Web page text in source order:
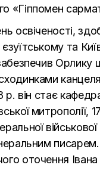
«Гіппомен
освіченості,
та
Орлику
р. він стає
митрополії,
військової
оточення